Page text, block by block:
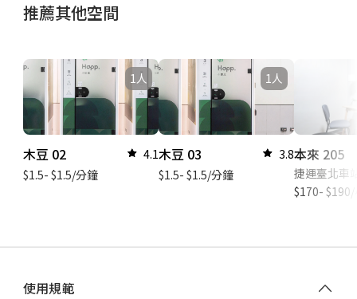
推薦其他空間
1人
木豆 02
4.1
$1.5- $1.5/分鐘
1人
木豆 03
3.8
$1.5- $1.5/分鐘
本來 205
捷運臺北車
$170-
使用規範